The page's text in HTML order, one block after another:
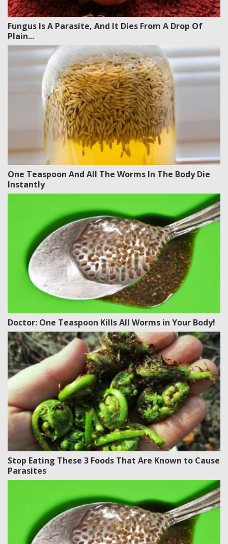
Fungus Is A Parasite, And It Dies From A Drop Of
Plain...
One Teaspoon And All The Worms In The Body Die
Instantly
Doctor: One Teaspoon Kills All Worms in Your Body!
Stop Eating These 3 Foods That Are Known to Cause
Parasites